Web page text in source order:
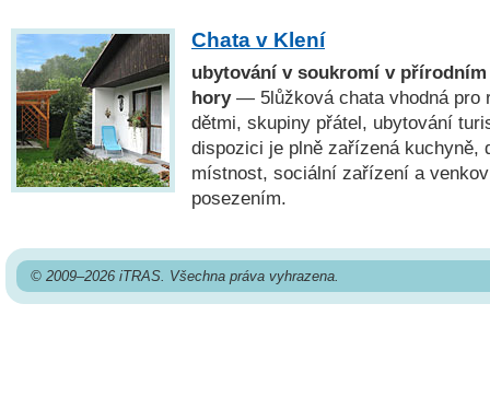
Chata v Klení
ubytování v soukromí v
hory— 5lůžková chata vhodná pro
dětmi, skupiny přátel, ubytování
dispozici je plně zařízená kuchyně,
místnost, sociální zařízení a
posezením.
© 2009–2026 iTRAS. Všechna práva vyhrazena.